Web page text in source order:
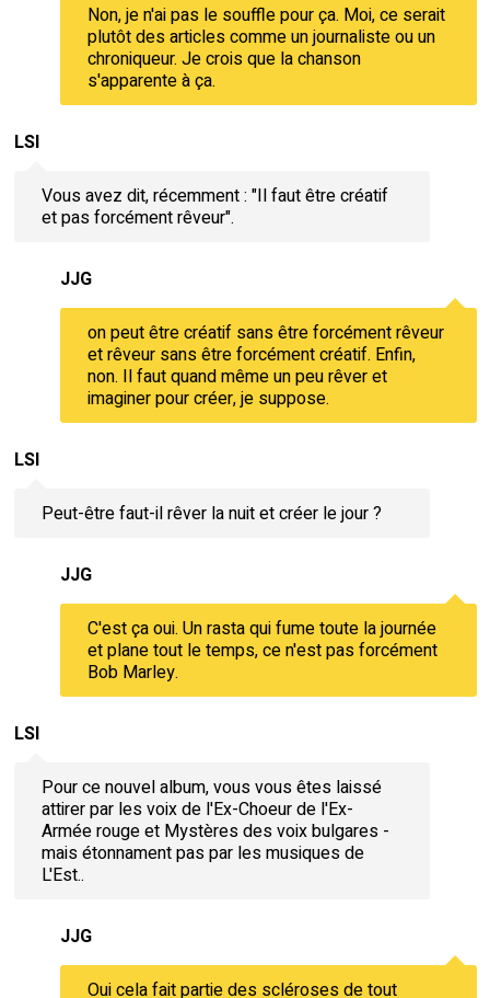
Non, je n'ai pas le souffle pour ça. Moi, ce serait
plutôt des articles comme un journaliste ou un
chroniqueur. Je crois que la chanson
s'apparente à ça.
LSI
Vous avez dit, récemment : "Il faut être créatif
et pas forcément rêveur".
JJG
on peut être créatif sans être forcément rêveur
et rêveur sans être forcément créatif. Enfin,
non. Il faut quand même un peu rêver et
imaginer pour créer, je suppose.
LSI
Peut-être faut-il rêver la nuit et créer le jour ?
JJG
C'est ça oui. Un rasta qui fume toute la journée
et plane tout le temps, ce n'est pas forcément
Bob Marley.
LSI
Pour ce nouvel album, vous vous êtes laissé
attirer par les voix de l'Ex-Choeur de l'Ex-
Armée rouge et Mystères des voix bulgares -
mais étonnament pas par les musiques de
L'Est..
JJG
Oui cela fait partie des scléroses de tout